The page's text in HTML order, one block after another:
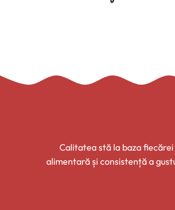
Calitatea stă la baza
alimentară și consistență a